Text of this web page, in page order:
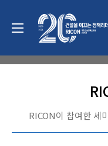
RICON이 참여한 세